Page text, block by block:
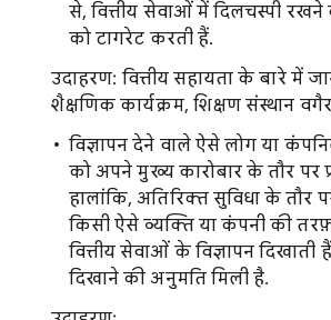
से, वित्तीय सेवाओं में दिलचस्पी
को टागरेट करती हैं.
उदाहरण: वित्तीय सहायता के बारे में
शैक्षणिक कार्यक्रम, शिक्षण संस्थान
विज्ञापन देने वाले ऐसे लोग या
को अपने मुख्य कारोबार के तौर पर
हालांकि, अतिरिक्त सुविधा के तौर
किसी ऐसे व्यक्ति या कंपनी की
वित्तीय सेवाओं के विज्ञापन दिखाती
दिखाने की अनुमति मिली है.